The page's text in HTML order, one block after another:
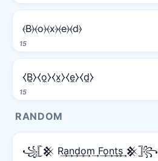
15
⦑B⦒⦑o⦒⦑x⦒⦑e⦒⦑d⦒
15
⧼B̼⧽⧼o̼⧽⧼x̼⧽⧼e̼⧽⧼d̼⧽
RANDOM
꧁𓊈𒆜 R͢a͢n͢d͢o͢m͢ F͢o͢n͢t͢s͢ 𒆜𓊉꧂